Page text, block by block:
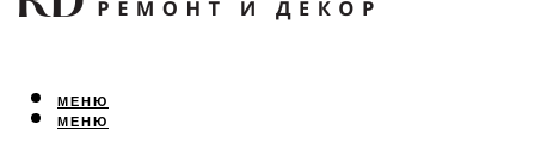
ВСЕ ПРО РЕМОНТ
МЕНЮ
МЕНЮ